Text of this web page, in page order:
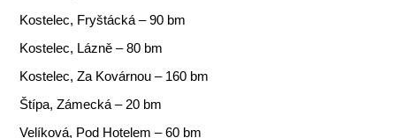
Kostelec, Fryštácká – 90 bm
Kostelec, Lázně – 80 bm
Kostelec, Za Kovárnou – 160 bm
Štípa, Zámecká – 20 bm
Velíková, Pod Hotelem – 60 bm